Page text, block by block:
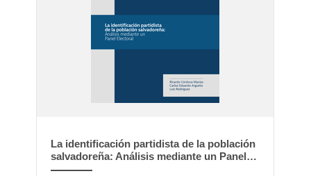
La identificación partidista de la población
salvadoreña: Análisis mediante un Panel
Electoral